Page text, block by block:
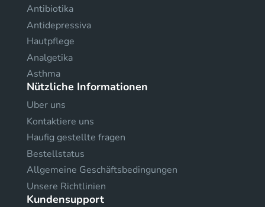
Antibiotika
Antidepressiva
Hautpflege
Analgetika
Asthma
Nützliche Informationen
Uber uns
Kontaktiere uns
Haufig gestellte fragen
Bestellstatus
Allgemeine Geschäftsbedingungen
Unsere Richtlinien
Kundensupport